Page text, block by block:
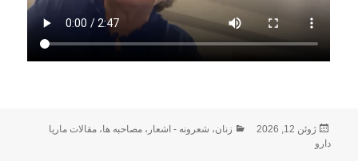
ارسال
شده
ژوئن 12, 2026 دسته‌ها
زنان، شعرونه - اشعار ،مصاحبه ها،مقالات ماریا
دارو